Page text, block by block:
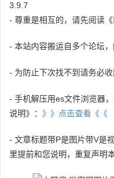
3.9.7
- 尊重是相互的，请先阅读《
- 本站内容搬运自多个论坛
- 为防止下次找不到请务必收
- 手机解压用es文件浏览器
说明》： 》》点击查看《《
- 文章标题带P是图片带V是
里提前和您说明，重复声明